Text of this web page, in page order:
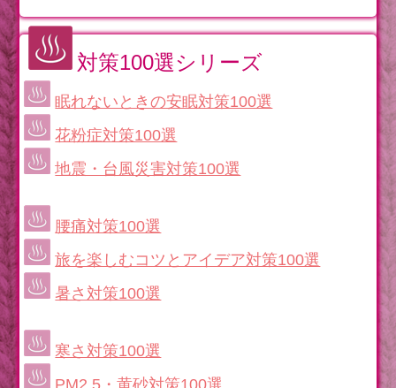
対策100選シリーズ
眠れないときの安眠対策100選
花粉症対策100選
地震・台風災害対策100選
腰痛対策100選
旅を楽しむコツとアイデア対策100選
暑さ対策100選
寒さ対策100選